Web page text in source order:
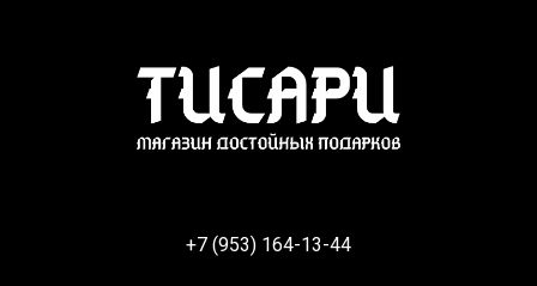
+7 (953) 164-13-44